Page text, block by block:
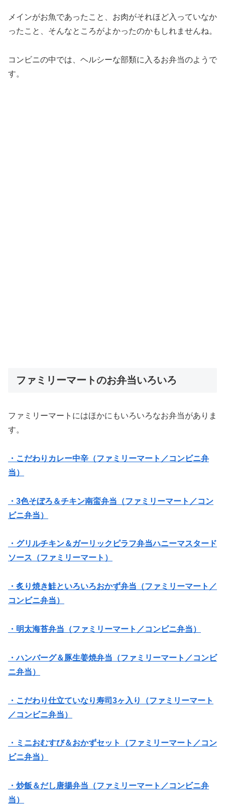
メインがお魚であったこと、お肉がそれほど入っていなか
ったこと、そんなところがよかったのかもしれませんね。
コンビニの中では、ヘルシーな部類に入るお弁当のようで
す。
ファミリーマートのお弁当いろいろ
ファミリーマートにはほかにもいろいろなお弁当がありま
す。
・こだわりカレー中辛（ファミリーマート／コンビニ弁
当）
・3色そぼろ＆チキン南蛮弁当（ファミリーマート／コン
ビニ弁当）
・グリルチキン＆ガーリックピラフ弁当ハニーマスタード
ソース（ファミリーマート）
・炙り焼き鮭といろいろおかず弁当（ファミリーマート／
コンビニ弁当）
・明太海苔弁当（ファミリーマート／コンビニ弁当）
・ハンバーグ＆豚生姜焼弁当（ファミリーマート／コンビ
ニ弁当）
・こだわり仕立ていなり寿司3ヶ入り（ファミリーマート
／コンビニ弁当）
・ミニおむすび＆おかずセット（ファミリーマート／コン
ビニ弁当）
・炒飯＆だし唐揚弁当（ファミリーマート／コンビニ弁
当）